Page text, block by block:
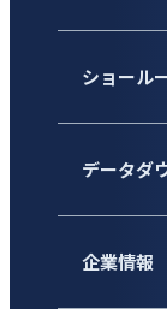
ショール
データダ
企業情報